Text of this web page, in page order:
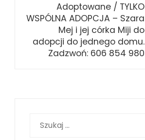
Adoptowane / TYLKO
WSPÓLNA ADOPCJA – Szara
Mej i jej córka Miji do
adopcji do jednego domu.
Zadzwoń: 606 854 980